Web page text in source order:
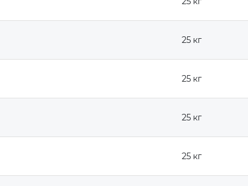
25 кг
25 кг
25 кг
25 кг